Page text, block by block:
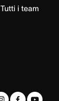
Tutti i team